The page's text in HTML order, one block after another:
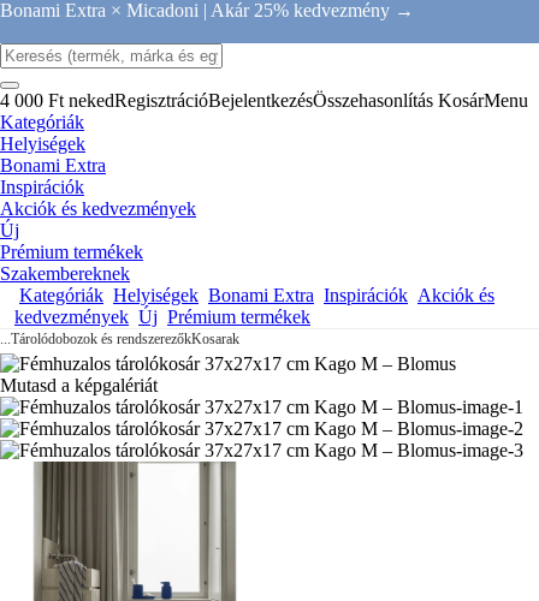
Bonami Extra × Micadoni | Akár 25% kedvezmény →
4 000 Ft nekedRegisztrációBejelentkezésÖsszehasonlítás KosárMenu
Kategóriák
Helyiségek
Bonami Extra
Inspirációk
Akciók és kedvezmények
Új
Prémium termékek
Szakembereknek
Kategóriák Helyiségek Bonami Extra Inspirációk Akciók és
kedvezmények Új Prémium termékek
...Tárolódobozok és rendszerezőkKosarak
Mutasd a képgalériát